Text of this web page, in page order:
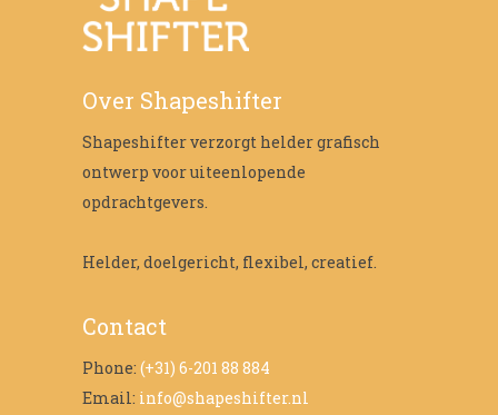
Over Shapeshifter
Shapeshifter verzorgt helder grafisch
ontwerp voor uiteenlopende
opdrachtgevers.
Helder, doelgericht, flexibel, creatief.
Contact
Phone: (+31) 6-201 88 884
Email: info@shapeshifter.nl